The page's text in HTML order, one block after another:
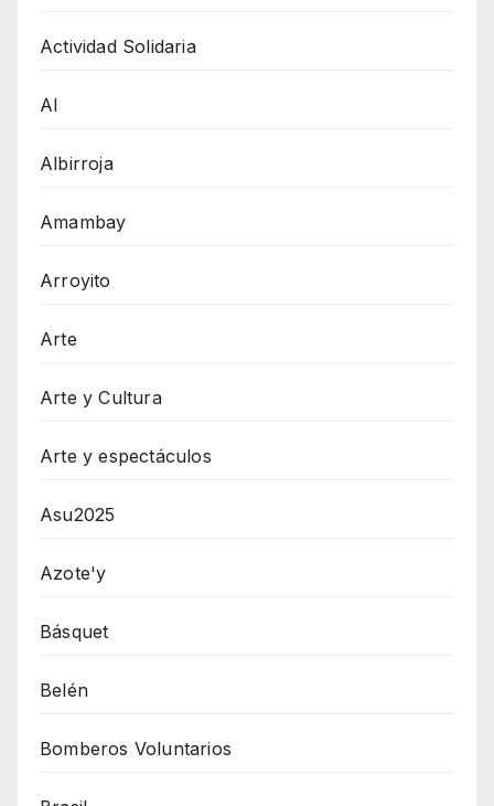
Actividad Solidaria
AI
Albirroja
Amambay
Arroyito
Arte
Arte y Cultura
Arte y espectáculos
Asu2025
Azote'y
Básquet
Belén
Bomberos Voluntarios